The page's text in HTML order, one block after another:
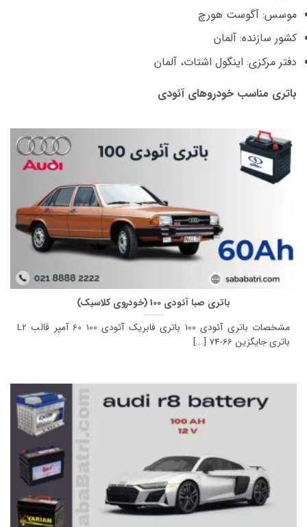
موسس: آگوست هورچ
کشور سازنده: آلمان
دفتر مرکزی: اینگول اشتات، آلمان
باتری مناسب خودروهای آئودی
باتری صبا آئودی 100 (خودروی کلاسیک)
مشخصات باتری آئودی 100 باتری فابریک آئودی 100 60 آمپر قالب L2
باتری جایگزین 66-74 [...]